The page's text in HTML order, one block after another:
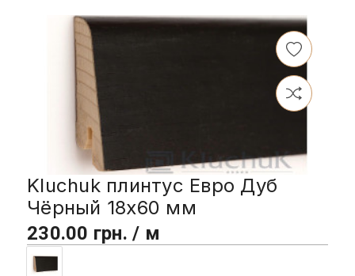
Kluchuk плинтус Евро Дуб
Чёрный 18х60 мм
230.00 грн. / м